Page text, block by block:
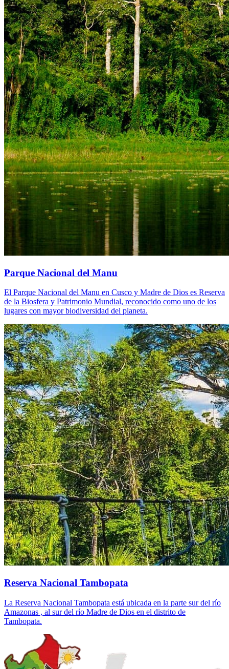
Parque Nacional del Manu
El Parque Nacional del Manu en Cusco y Madre de Dios es Reserva
de la Biosfera y Patrimonio Mundial, reconocido como uno de los
lugares con mayor biodiversidad del planeta.
Reserva Nacional Tambopata
La Reserva Nacional Tambopata está ubicada en la parte sur del río
Amazonas , al sur del río Madre de Dios en el distrito de
Tambopata.